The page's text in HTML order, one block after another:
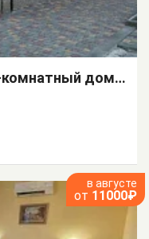
"С отдельным двором" 3х-комнатный дом под-ключ
в августе
от 11000₽